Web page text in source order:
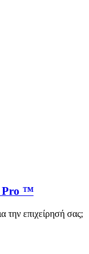
Pro ™
την επιχείρησή σας;